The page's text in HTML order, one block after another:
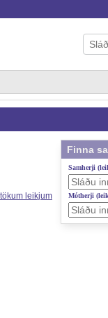
leikjum
Finna
Samherji
Mótherji